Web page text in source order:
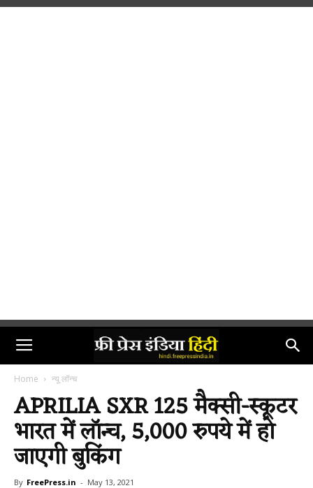
Home न्यू लॉन्च
APRILIA SXR 125 मैक्सी-स्कूटर
भारत में लॉन्च, 5,000 रुपये में हो
जाएगी बुकिंग
By FreePress.in - May 13, 2021